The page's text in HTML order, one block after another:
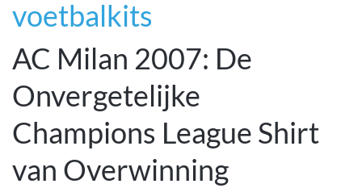
voetbalkits
AC Milan 2007: De
Onvergetelijke
Champions League Shirt
van Overwinning